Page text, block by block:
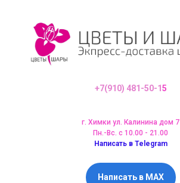
+7(910) 481-50-15
г. Химки ул. Калинина дом 7
Пн.-Вс. с 10.00 - 21.00
Написать в Telegram
Написать в MAX